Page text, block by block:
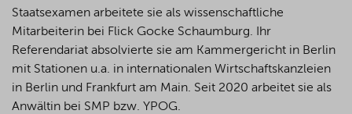
Staatsexamen arbeitete sie als wissenschaftliche
Mitarbeiterin bei Flick Gocke Schaumburg. Ihr
Referendariat absolvierte sie am Kammergericht in Berlin
mit Stationen u.a. in internationalen Wirtschaftskanzleien
in Berlin und Frankfurt am Main. Seit 2020 arbeitet sie als
Anwältin bei SMP bzw. YPOG.